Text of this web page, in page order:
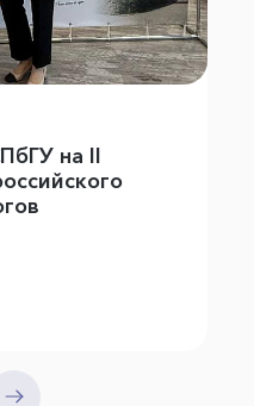
на II